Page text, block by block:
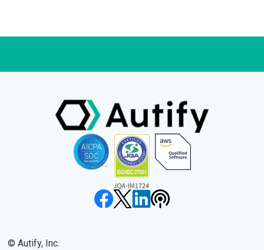
©︎ Autify, Inc.